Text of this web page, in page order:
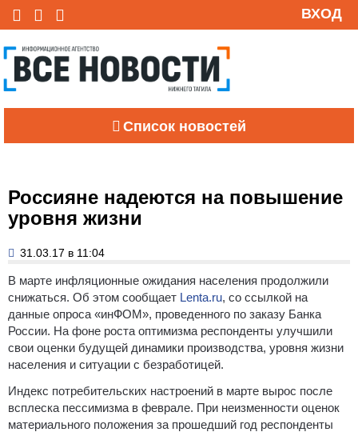
ВХОД
Список новостей
Россияне надеются на повышение
уровня жизни
31.03.17 в 11:04
В марте инфляционные ожидания населения продолжили
снижаться. Об этом сообщает Lenta.ru, со ссылкой на
данные опроса «инФОМ», проведенного по заказу Банка
России. На фоне роста оптимизма респонденты улучшили
свои оценки будущей динамики производства, уровня жизни
населения и ситуации с безработицей.
Индекс потребительских настроений в марте вырос после
всплеска пессимизма в феврале. При неизменности оценок
материального положения за прошедший год респонденты